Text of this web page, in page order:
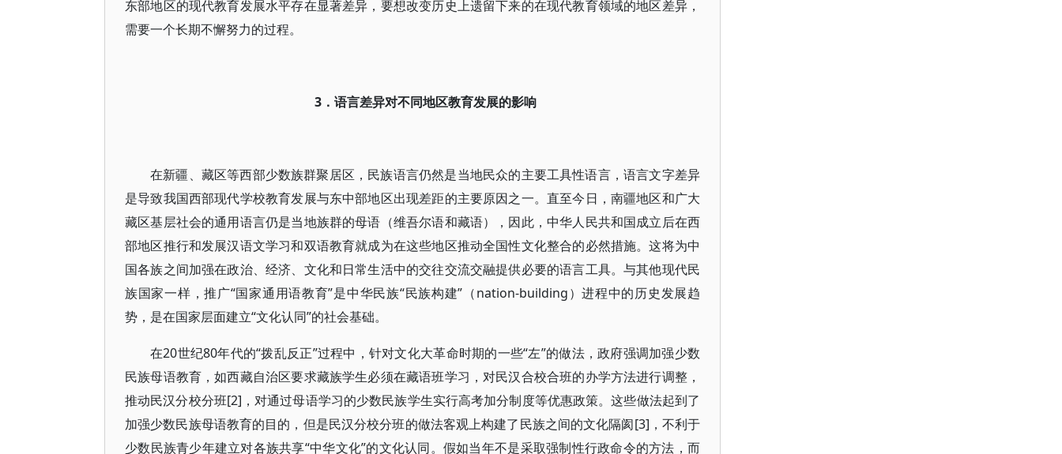
东部地区的现代教育发展水平存在显著差异，要想改变历史上遗留下来的在现代教育领域的地区差异，
需要一个长期不懈努力的过程。
3．语言差异对不同地区教育发展的影响
在新疆、藏区等西部少数族群聚居区，民族语言仍然是当地民众的主要工具性语言，语言文字差异
是导致我国西部现代学校教育发展与东中部地区出现差距的主要原因之一。直至今日，南疆地区和广大
藏区基层社会的通用语言仍是当地族群的母语（维吾尔语和藏语），因此，中华人民共和国成立后在西
部地区推行和发展汉语文学习和双语教育就成为在这些地区推动全国性文化整合的必然措施。这将为中
国各族之间加强在政治、经济、文化和日常生活中的交往交流交融提供必要的语言工具。与其他现代民
族国家一样，推广“国家通用语教育”是中华民族“民族构建”（nation-building）进程中的历史发展趋
势，是在国家层面建立“文化认同”的社会基础。
在20世纪80年代的“拨乱反正”过程中，针对文化大革命时期的一些“左”的做法，政府强调加强少数
民族母语教育，如西藏自治区要求藏族学生必须在藏语班学习，对民汉合校合班的办学方法进行调整，
推动民汉分校分班[2]，对通过母语学习的少数民族学生实行高考加分制度等优惠政策。这些做法起到了
加强少数民族母语教育的目的，但是民汉分校分班的做法客观上构建了民族之间的文化隔阂[3]，不利于
少数民族青少年建立对各族共享“中华文化”的文化认同。假如当年不是采取强制性行政命令的方法，而